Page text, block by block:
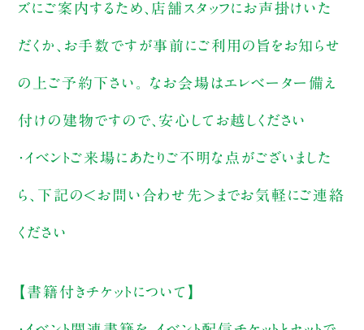
ズにご案内するため、店舗スタッフにお声掛けいた
だくか、お手数ですが事前にご利用の旨をお知らせ
の上ご予約下さい。 なお会場はエレベーター備え
付けの建物ですので、安心してお越しください
・イベントご来場にあたりご不明な点がございました
ら、下記の＜お問い合わせ先＞までお気軽にご連絡
ください
【書籍付きチケットについて】